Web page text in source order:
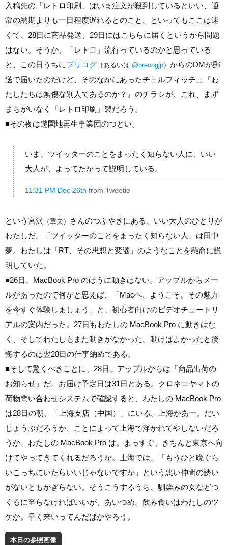
入稿先の「レトロ印刷」はいま注文が殺到しているといい、通
常の納期よりも一日程度遅れるとのこと。といってもここは速
くて、28日に商品発送、29日にはこちらに届くというから問題
はない。そうか、「レトロ」流行っているのかと思っている
と、この日うちにプリコグ （あるいは @precogjp） からのDMが郵
送で届いたのだけど、そのなかにあったチェルフィッチュ『わ
たしたちは無傷な別人であるのか？』のチラシが、これ、まず
まちがいなく「レトロ印刷」製だろう。
■その夜は遊園地再生事業団のつどい。
いま、ツイッターのことをまったく知らない人に、いい
大人が、よってたかって説明している。
11:31 PM Dec 26th from Tweetie
という宮沢 （章夫）
さんのつぶやきにある、いい大人のひとりが
わたしだ。「ツイッターのことをまったく知らない人」は田中
夢。わたしは「RT、その思想と変遷」のようなことを懸命に説
明していた。
■26日、MacBook Pro のほうに動きはない。アップルからメー
ルがあったので何かと思えば、「Macへ、ようこそ。その魅力
を今すぐ体験しましょう」と、初心者向けのビデオチュートリ
アルの案内だった。27日もわたしの MacBook Pro に動きはな
く、そしてわたしもまた動きがなかった。動けばよかったと後
悔するのは翌28日の仕事納めである。
■そして驚くべきことに、28日、アップルからは「商品出荷の
お知らせ」だ。お届け予定日は31日とある。クロネコヤマトの
荷物問い合わせシステムで確認すると、わたしの MacBook Pro
は28日の朝、「上海支店（中国）」にいる。上海かあー。だい
じょうぶだろうか、ことによって上海で浮かれてやしないだろ
うか、わたしの MacBook Pro は。まっすぐ、きちんと東京へ向
けてやってきてくれるだろうか。上海では、「もうひと晩ぐら
いこっちにいたらいいじゃないですか」という悪い仲間の誘い
がないともかぎらない。そうこうするうち、馴染みの女などつ
くるに至らなければいいが、あいつめ。飲み食いはわたしのツ
ケか。早く来いってんだばかやろう。
本日の参照画像